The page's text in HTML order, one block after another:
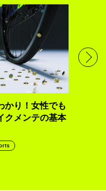
かり！女性でも
クメンテの基本
ハン
に？